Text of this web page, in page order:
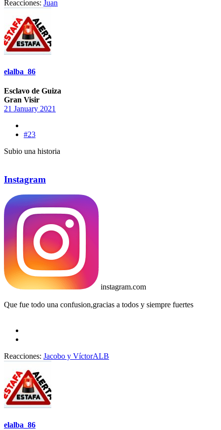
Reacciones: Juan
elalba_86
Esclavo de Guiza
Gran Visir
21 January 2021
#23
Subio una historia
Instagram
instagram.com
Que fue todo una confusion,gracias a todos y siempre fuertes
Reacciones: Jacobo y VíctorALB
elalba_86